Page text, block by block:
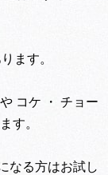
ます。
コケ ・ チョー
す。
なる方はお試し